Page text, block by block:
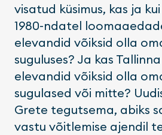
visatud küsimus, kas ja
1980-ndatel
elevandid võiksid olla
suguluses? Ja kas
elevandid võiksid olla
sugulased või mitte?
Grete tegutsema, abiks
vastu võitlemise ajendil